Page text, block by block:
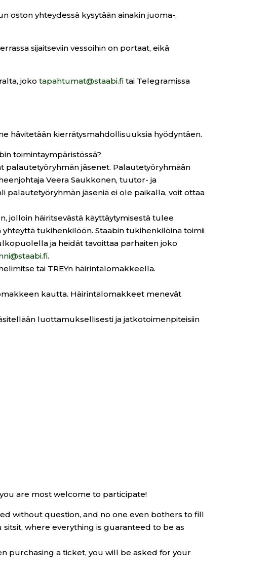
oston yhteydessä kysytään ainakin juoma-,
sijaitseviin vessoihin on portaat, eikä
jokotapahtumat@staabi.fi tai Telegramissa
hävitetään kierrätysmahdollisuuksia hyödyntäen.
toimintaympäristössä?
palautetyöryhmän jäsenet. Palautetyöryhmään
Veera Saukkonen, tuutor- ja
palautetyöryhmän jäseniä ei ole paikalla, voit ottaa
jolloin häiritsevästä käyttäytymisestä tulee
tukihenkilöön. Staabin tukihenkilöinä toimii
ja heidät tavoittaa parhaiten joko
.
tai TREYn häirintälomakkeella.
kautta. Häirintälomakkeet menevät
luottamuksellisesti ja jatkotoimenpiteisiin
are most welcome to participate!
without question, and no one even bothers to fill
where everything is guaranteed to be as
purchasing a ticket, you will be asked for your